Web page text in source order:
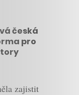
česká
pro
zajistit